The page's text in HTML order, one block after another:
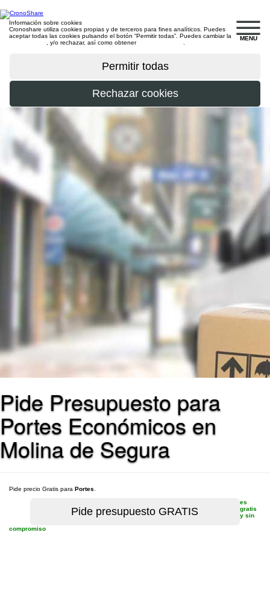
MENU
Información sobre cookies
Cronoshare utiliza cookies propias y de terceros para fines analíticos. Puedes
aceptar todas las cookies pulsando el botón “Permitir todas”. Puedes cambiar la
, y/o rechazar, así como obtener
Pide Presupuesto para
Portes Económicos en
Molina de Segura
Pide precio Gratis para Portes
es
gratis
y sin
compromiso